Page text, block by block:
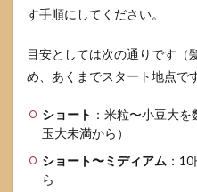
す手順にしてください。
目安としては次の通りです（
め、あくまでスタート地点で
ショート ：米粒〜小豆大
玉大未満から）
ショート〜ミディアム ：
ら